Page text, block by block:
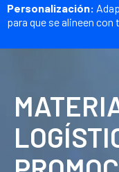
Personalización:
para que se alineen con